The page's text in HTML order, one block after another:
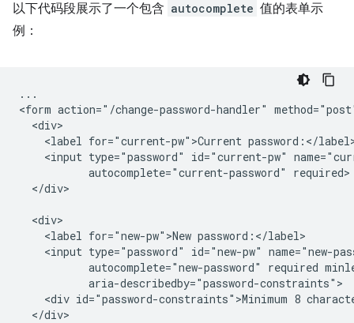
以下代码段展示了一个包含 autocomplete 值的表单示
例：
...
<form action="/change-password-handler"
  <div>
<label for="current-pw">Current password:</
<input type="password" id="current-pw"
           autocomplete="current-password" required>
  </div>
  <div>
    <label for="new-pw">New password:</label>
<input type="password" id="new-pw" name="new-
autocomplete="new-password" required
           aria-describedby="password-constraints">
<div id="password-constraints">Minimum 8
  </div>